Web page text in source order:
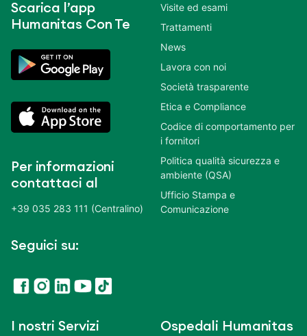
Scarica l’app
Humanitas Con Te
Per informazioni
contattaci al
+39 035 283 111 (Centralino)
Seguici su:
Visite ed esami
Trattamenti
News
Lavora con noi
Società trasparente
Etica e Compliance
Codice di comportamento per
i fornitori
Politica qualità sicurezza e
ambiente (QSA)
Ufficio Stampa e
Comunicazione
I nostri Servizi Ospedali Humanitas